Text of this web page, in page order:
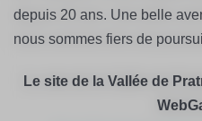
depuis 20 ans. Une belle
nous sommes fiers de
Le site de la Vallée de